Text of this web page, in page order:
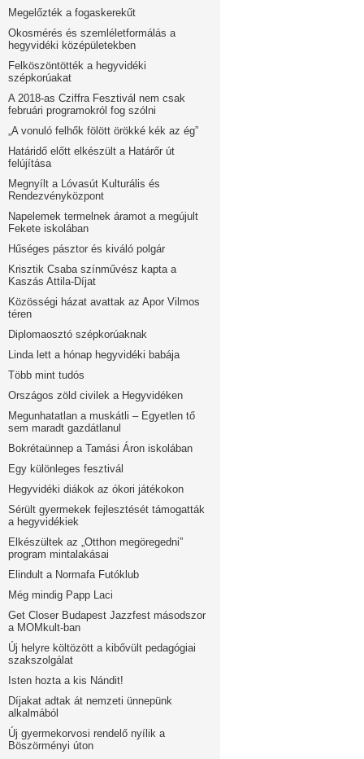
Megelőzték a fogaskerekűt
Okosmérés és szemléletformálás a
hegyvidéki középületekben
Felköszöntötték a hegyvidéki
szépkorúakat
A 2018-as Cziffra Fesztivál nem csak
februári programokról fog szólni
„A vonuló felhők fölött örökké kék az ég”
Határidő előtt elkészült a Határőr út
felújítása
Megnyílt a Lóvasút Kulturális és
Rendezvényközpont
Napelemek termelnek áramot a megújult
Fekete iskolában
Hűséges pásztor és kiváló polgár
Krisztik Csaba színművész kapta a
Kaszás Attila-Díjat
Közösségi házat avattak az Apor Vilmos
téren
Diplomaosztó szépkorúaknak
Linda lett a hónap hegyvidéki babája
Több mint tudós
Országos zöld civilek a Hegyvidéken
Megunhatatlan a muskátli – Egyetlen tő
sem maradt gazdátlanul
Bokrétaünnep a Tamási Áron iskolában
Egy különleges fesztivál
Hegyvidéki diákok az ókori játékokon
Sérült gyermekek fejlesztését támogatták
a hegyvidékiek
Elkészültek az „Otthon megöregedni”
program mintalakásai
Elindult a Normafa Futóklub
Még mindig Papp Laci
Get Closer Budapest Jazzfest másodszor
a MOMkult-ban
Új helyre költözött a kibővült pedagógiai
szakszolgálat
Isten hozta a kis Nándit!
Díjakat adtak át nemzeti ünnepünk
alkalmából
Új gyermekorvosi rendelő nyílik a
Böszörményi úton